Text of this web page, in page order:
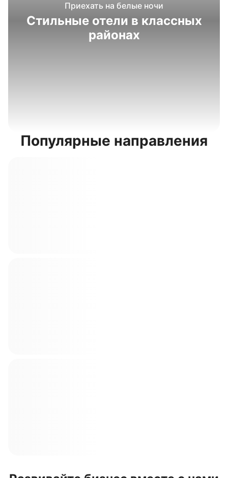
Приехать на белые ночи
Стильные отели в классных
районах
Популярные направления